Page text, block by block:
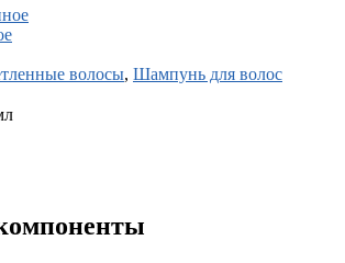
волосы, Шампунь для волос